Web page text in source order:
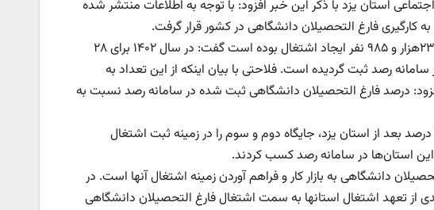
استان یزد با ذکر این خبر افزود: با توجه به اطلاعات منتشر شده
کارگیری فارغ التحصیلان دانشگاهی در کشور قرار گرفت.
وی با اشاره به اینکه تعهد استان در سال گذشته در سامانه رصد ۲۳هزار و ۹۸۵ نفر ایجاد اشتغال بوده است گفت: در سال ۱۴۰۲ برای ۲۸
در سامانه رصد ثبت گردیده است. فلاحتی با بیان اینکه از این تعداد به
بوده اند افزود: درصد فارغ التحصیلان دانشگاهی ثبت شده در سامانه رصد نسبت به
وی گفت: استان سمنان و کرمان به ترتیب با ثبت ۱۵/۸۰ و ۱۵/۵۰ درصد بعد از استان یزد، جایگاه دوم و سوم را در زمینه ثبت اشتغال
استان‌ها در سامانه رصد کسب کردند.
دانشگاهی به بازار کار و فراهم آوردن زمینه اشتغال آنها است. در
رو سمت و سوی اهداف دولت، تحقق حدود ۳۸ درصدی از تعهد اشتغال استانها به سمت اشتغال فارغ التحصیلان دانشگاهی